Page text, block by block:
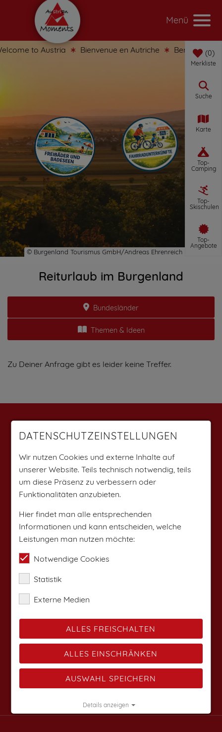
Menü
to Austria Bienvenue en Autriche Benvenuti in
0
Merkliste
Suche
Karte
Top-
Camping
Top-
Skischulen
Top-
Angebote
Reiturlaub im Burgenland
Bundesländer
Themen & Ideen
Zu Deiner Anfrage gibt es leider keine Treffer.
DATENSCHUTZEINSTELLUNGEN
Wir nutzen Cookies und externe Inhalte auf
unserer Website. Teils technisch notwendig, teils
um diese Präsenz zu verbessern oder
Funktionalitäten anzubieten.
Hier findet man alle entsprechenden
Informationen und kann entscheiden, welche
Leistungen man nutzen möchte:
Notwendige Cookies
Statistik
Externe Medien
ALLES FREISCHALTEN
ALLES EINSCHRÄNKEN
AUSWAHL SPEICHERN
Details anzeigen